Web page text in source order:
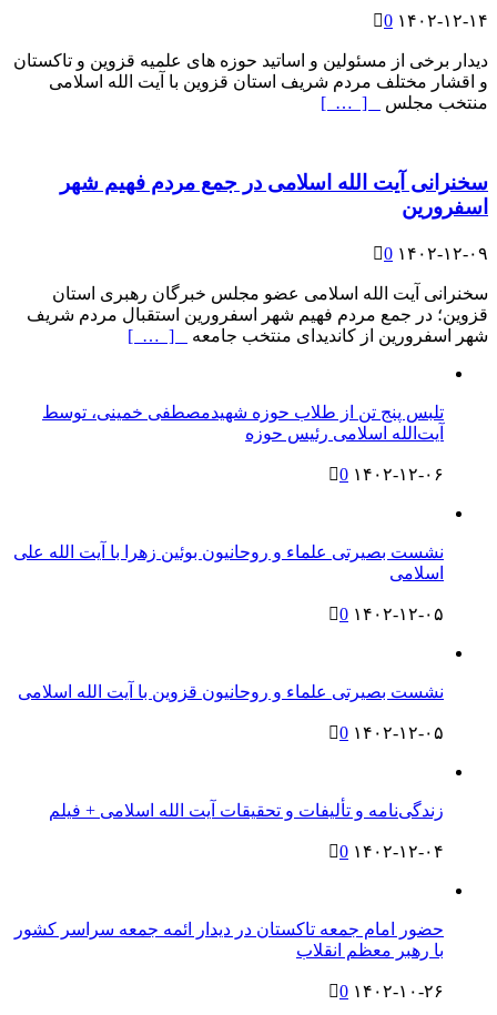
۱۴۰۲-۱۲-۱۴ 0
دیدار برخی از مسئولین و اساتید حوزه های علمیه قزوین و تاکستان
و اقشار مختلف مردم شریف استان قزوین با آیت الله اسلامی
منتخب مجلس
[ … ]
سخنرانی آیت الله اسلامی در جمع مردم فهیم شهر
اسفرورین
۱۴۰۲-۱۲-۰۹ 0
سخنرانی آیت الله اسلامی عضو مجلس خبرگان رهبری استان
قزوین؛ در جمع مردم فهیم شهر اسفرورین استقبال مردم شریف
شهر اسفرورین از کاندیدای منتخب‌ جامعه‌
[ … ]
تلبس پنج تن از طلاب حوزه شهیدمصطفی خمینی، توسط
آیت‌الله اسلامی رئیس حوزه
۱۴۰۲-۱۲-۰۶ 0
نشست بصیرتی علماء و روحانیون بوئین زهرا با آیت الله علی
اسلامی
۱۴۰۲-۱۲-۰۵ 0
نشست بصیرتی علماء و روحانیون قزوین با آیت الله اسلامی
۱۴۰۲-۱۲-۰۵ 0
زندگی‌نامه و تألیفات و تحقیقات آیت الله اسلامی + فیلم
۱۴۰۲-۱۲-۰۴ 0
حضور امام‌ جمعه‌ تاکستان در دیدار ائمه‌ جمعه سراسر کشور
با رهبر معظم‌ انقلاب
۱۴۰۲-۱۰-۲۶ 0